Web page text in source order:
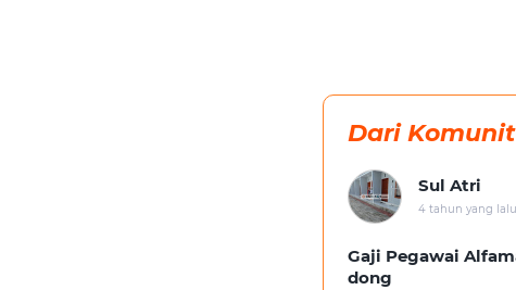
Dari
Sul Atri
4 tahun yang lalu
Gaji Pegawai
dong